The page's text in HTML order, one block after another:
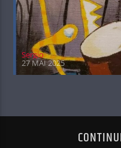
Sergio
27 MAI 2025